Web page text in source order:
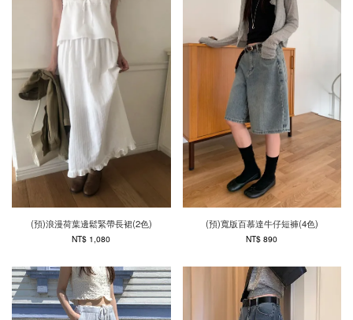
(預)浪漫荷葉邊鬆緊帶長裙(2色)
NT$ 1,080
(預)寬版百慕達牛仔短褲(4色)
NT$ 890